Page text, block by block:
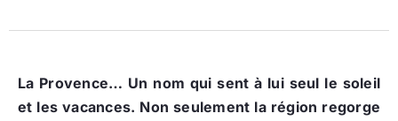
La Provence… Un nom qui sent à lui seul le soleil
et les vacances. Non seulement la région regorge